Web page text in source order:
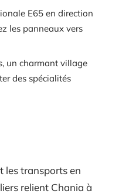
E65 en direction
les panneaux vers
un charmant village
des spécialités
les transports en
relient Chania à